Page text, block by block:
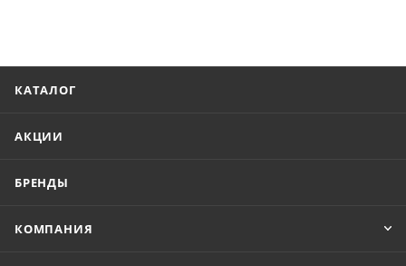
КАТАЛОГ
АКЦИИ
БРЕНДЫ
КОМПАНИЯ